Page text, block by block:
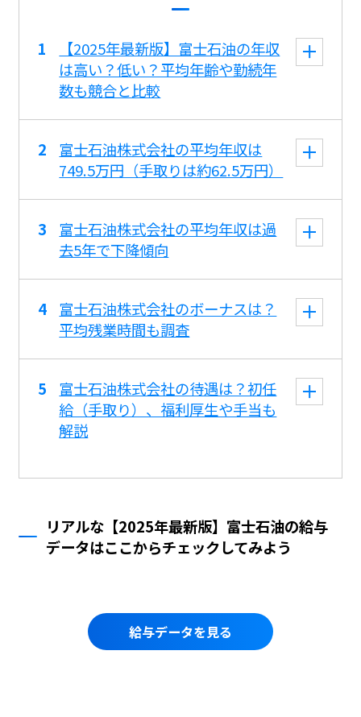
【2025年最新版】富士石油の年収
は高い？低い？平均年齢や勤続年
数も競合と比較
富士石油株式会社の平均年収は
749.5万円（手取りは約62.5万円）
富士石油株式会社の平均年収は過
去5年で下降傾向
富士石油株式会社のボーナスは？
平均残業時間も調査
富士石油株式会社の待遇は？初任
給（手取り）、福利厚生や手当も
解説
リアルな【2025年最新版】富士石油の給与
データはここからチェックしてみよう
給与データを見る